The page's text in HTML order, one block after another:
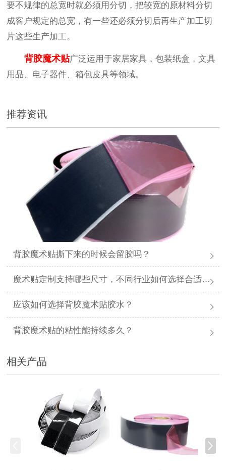
要不规律的总宽时就必须用分切，把较宽的原材料分切
成客户规定的总宽，有一些还必须分切后再生产加工切
片这些生产加工。
背胶魔术贴广泛运用于家居家具，包装纸盒，文具
用品、电子器件、箱包皮具等领域。
推荐资讯
背胶魔术贴撕下来的时候会留胶吗？
魔术贴定制支持哪些尺寸，不同行业如何选择合适规格？
应该如何选择背胶魔术贴胶水？
背胶魔术贴的粘性能持续多久？
相关产品